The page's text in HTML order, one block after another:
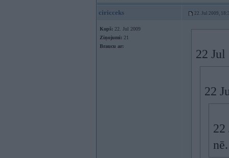
ciricceks 22. Jul 2009,
Kopš: 22. Jul 2009
Ziņojumi: 21
Braucu ar:
22
22
22
nē.